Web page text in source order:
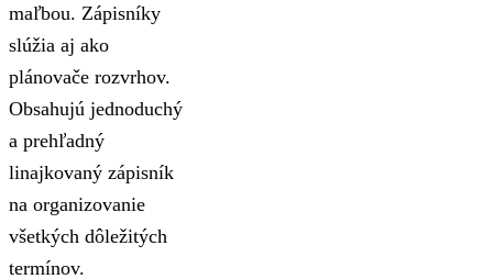
maľbou. Zápisníky
slúžia aj ako
plánovače rozvrhov.
Obsahujú jednoduchý
a prehľadný
linajkovaný zápisník
na organizovanie
všetkých dôležitých
termínov.